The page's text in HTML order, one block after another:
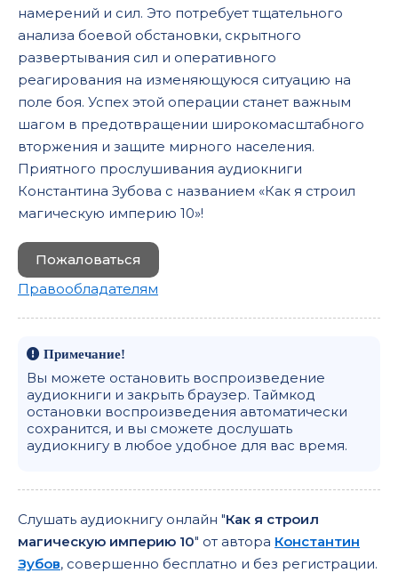
намерений и сил. Это потребует тщательного
анализа боевой обстановки, скрытного
развертывания сил и оперативного
реагирования на изменяющуюся ситуацию на
поле боя. Успех этой операции станет важным
шагом в предотвращении широкомасштабного
вторжения и защите мирного населения.
Приятного прослушивания аудиокниги
Константина Зубова с названием «Как я строил
магическую империю 10»!
Пожаловаться
Правообладателям
Примечание!
Вы можете остановить воспроизведение
аудиокниги и закрыть браузер. Таймкод
остановки воспроизведения автоматически
сохранится, и вы сможете дослушать
аудиокнигу в любое удобное для вас время.
Слушать аудиокнигу онлайн "Как я строил
магическую империю 10" от автора Константин
Зубов, совершенно бесплатно и без регистрации.